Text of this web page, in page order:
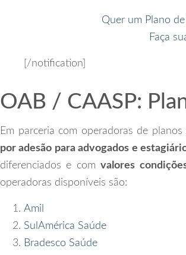
Quer um Plano
Faça
[/notification]
OAB / CAASP:
Em parceria com operadoras de
por adesão para advogados e
diferenciados e comvalores
operadoras disponíveis são:
Amil
SulAmérica Saúde
Bradesco Saúde